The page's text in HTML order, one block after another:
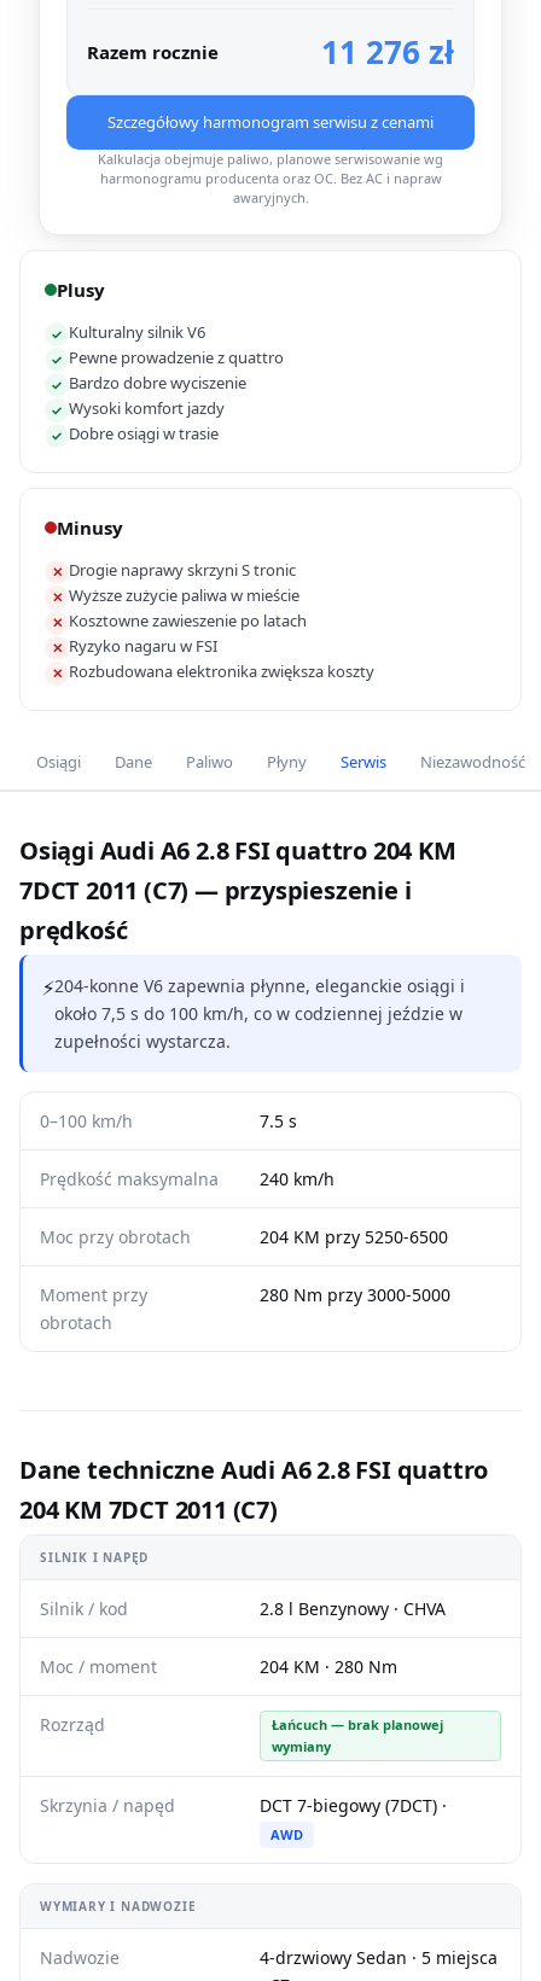
Razem rocznie 11 276 zł
Szczegółowy harmonogram serwisu z cenami
Kalkulacja obejmuje paliwo, planowe serwisowanie wg
harmonogramu producenta oraz OC. Bez AC i napraw
awaryjnych.
Plusy
✓ Kulturalny silnik V6
✓ Pewne prowadzenie z quattro
✓ Bardzo dobre wyciszenie
✓ Wysoki komfort jazdy
✓ Dobre osiągi w trasie
Minusy
✕ Drogie naprawy skrzyni S tronic
✕ Wyższe zużycie paliwa w mieście
✕ Kosztowne zawieszenie po latach
✕ Ryzyko nagaru w FSI
✕ Rozbudowana elektronika zwiększa koszty
Osiągi Dane Paliwo Płyny Serwis Niezawodność
Osiągi Audi A6 2.8 FSI quattro 204 KM
7DCT 2011 (C7) — przyspieszenie i
prędkość
⚡204-konne V6 zapewnia płynne, eleganckie osiągi i
około 7,5 s do 100 km/h, co w codziennej jeździe w
zupełności wystarcza.
0–100 km/h 7.5 s
Prędkość maksymalna 240 km/h
Moc przy obrotach 204 KM przy 5250-6500
Moment przy
obrotach
280 Nm przy 3000-5000
Dane techniczne Audi A6 2.8 FSI quattro
204 KM 7DCT 2011 (C7)
SILNIK I NAPĘD
Silnik / kod 2.8 l Benzynowy · CHVA
Moc / moment 204 KM · 280 Nm
Rozrząd
Łańcuch — brak planowej
wymiany
Skrzynia / napęd DCT 7-biegowy (7DCT) ·
AWD
WYMIARY I NADWOZIE
Nadwozie
4-drzwiowy Sedan · 5 miejsca